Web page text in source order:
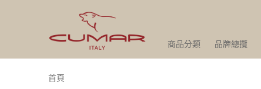
商品分類 品牌總攬
首頁